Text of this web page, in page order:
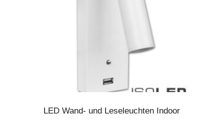
LED Wand- und Leseleuchten Indoor